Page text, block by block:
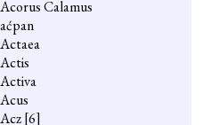
Acorus Calamus
aćpan
Actaea
Actis
Activa
Acus
Acz[6]